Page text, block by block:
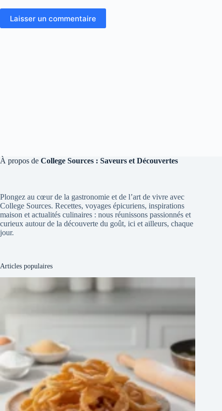
Laisser un commentaire
À propos de College Sources : Saveurs et Découvertes
Plongez au cœur de la gastronomie et de l’art de vivre avec
College Sources. Recettes, voyages épicuriens, inspirations
maison et actualités culinaires : nous réunissons passionnés et
curieux autour de la découverte du goût, ici et ailleurs, chaque
jour.
Articles populaires